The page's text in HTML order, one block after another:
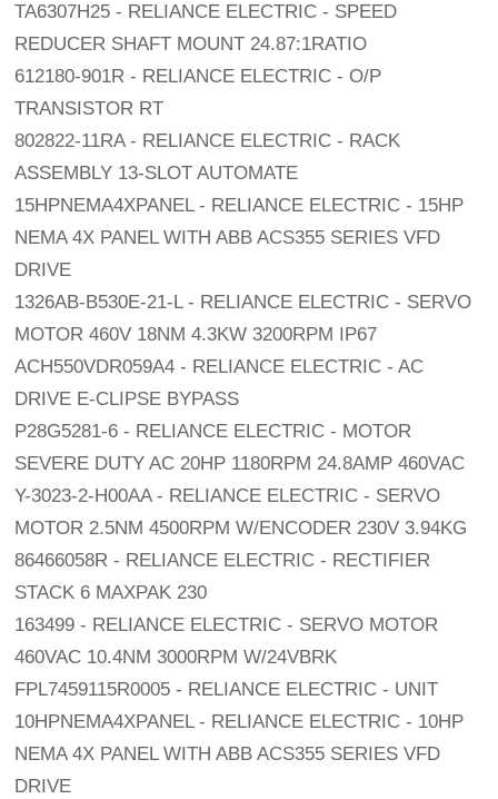
TA6307H25 - RELIANCE ELECTRIC - SPEED
REDUCER SHAFT MOUNT 24.87:1RATIO
612180-901R - RELIANCE ELECTRIC - O/P
TRANSISTOR RT
802822-11RA - RELIANCE ELECTRIC - RACK
ASSEMBLY 13-SLOT AUTOMATE
15HPNEMA4XPANEL - RELIANCE ELECTRIC - 15HP
NEMA 4X PANEL WITH ABB ACS355 SERIES VFD
DRIVE
1326AB-B530E-21-L - RELIANCE ELECTRIC - SERVO
MOTOR 460V 18NM 4.3KW 3200RPM IP67
ACH550VDR059A4 - RELIANCE ELECTRIC - AC
DRIVE E-CLIPSE BYPASS
P28G5281-6 - RELIANCE ELECTRIC - MOTOR
SEVERE DUTY AC 20HP 1180RPM 24.8AMP 460VAC
Y-3023-2-H00AA - RELIANCE ELECTRIC - SERVO
MOTOR 2.5NM 4500RPM W/ENCODER 230V 3.94KG
86466058R - RELIANCE ELECTRIC - RECTIFIER
STACK 6 MAXPAK 230
163499 - RELIANCE ELECTRIC - SERVO MOTOR
460VAC 10.4NM 3000RPM W/24VBRK
FPL7459115R0005 - RELIANCE ELECTRIC - UNIT
10HPNEMA4XPANEL - RELIANCE ELECTRIC - 10HP
NEMA 4X PANEL WITH ABB ACS355 SERIES VFD
DRIVE